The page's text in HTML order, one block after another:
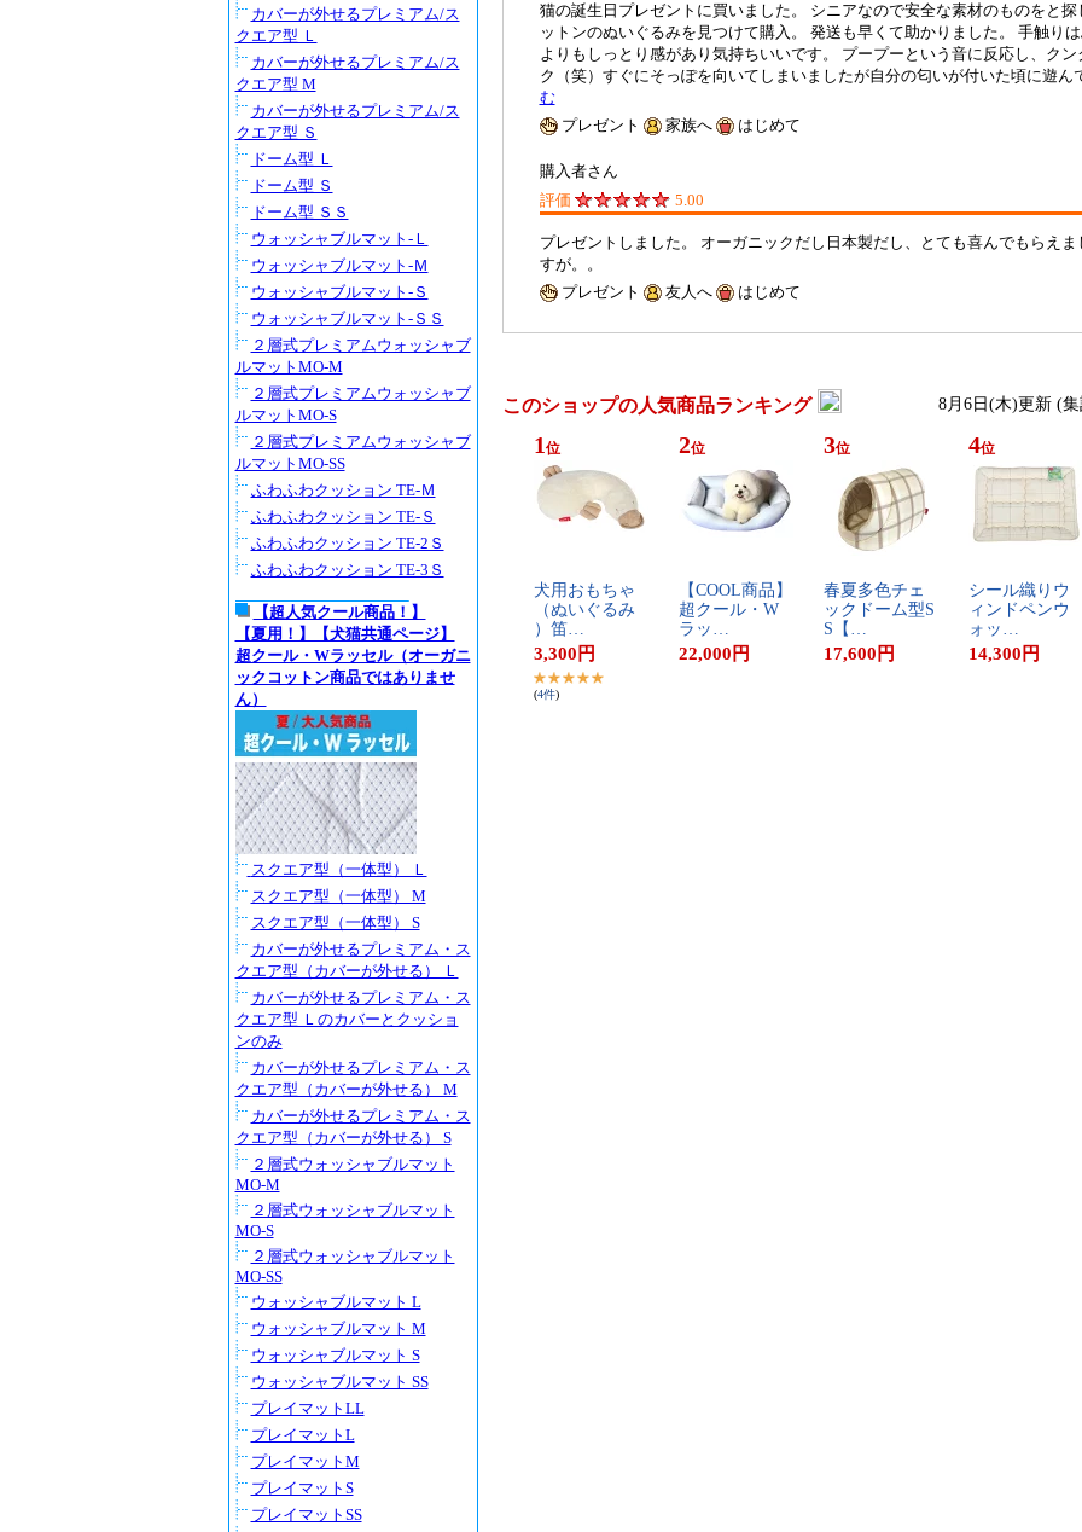
カバーが外せるプレミアム/ス
クエア型 Ｌ
カバーが外せるプレミアム/ス
クエア型 M
カバーが外せるプレミアム/ス
クエア型 Ｓ
ドーム型 Ｌ
ドーム型 Ｓ
ドーム型 ＳＳ
ウォッシャブルマット-Ｌ
ウォッシャブルマット-Ｍ
ウォッシャブルマット-Ｓ
ウォッシャブルマット-ＳＳ
２層式プレミアムウォッシャブ
ルマットMO-M
２層式プレミアムウォッシャブ
ルマットMO-S
２層式プレミアムウォッシャブ
ルマットMO-SS
ふわふわクッション TE-Ｍ
ふわふわクッション TE-Ｓ
ふわふわクッション TE-2Ｓ
ふわふわクッション TE-3Ｓ
【超人気クール商品！】
【夏用！】【犬猫共通ページ】
超クール・Wラッセル（オーガニ
ックコットン商品ではありませ
ん）
スクエア型（一体型） Ｌ
スクエア型（一体型） M
スクエア型（一体型） S
カバーが外せるプレミアム・ス
クエア型（カバーが外せる） Ｌ
カバーが外せるプレミアム・ス
クエア型 Ｌのカバーとクッショ
ンのみ
カバーが外せるプレミアム・ス
クエア型（カバーが外せる） M
カバーが外せるプレミアム・ス
クエア型（カバーが外せる） S
２層式ウォッシャブルマット
MO-M
２層式ウォッシャブルマット
MO-S
２層式ウォッシャブルマット
MO-SS
ウォッシャブルマット L
ウォッシャブルマット M
ウォッシャブルマット S
ウォッシャブルマット SS
プレイマットLL
プレイマットL
プレイマットM
プレイマットS
プレイマットSS
猫の誕生日プレゼントに買いました。 シニアなので安全な素材のものをと
ットンのぬいぐるみを見つけて購入。 発送も早くて助かりました。 手触り
よりもしっとり感があり気持ちいいです。 プープーという音に反応し、ク
ク（笑）すぐにそっぽを向いてしまいましたが自分の匂いが付いた頃に遊
む
プレゼント
家族へ はじめて
購入者さん
評価
5.00
プレゼントしました。 オーガニックだし日本製だし、とても喜んでもらえ
すが。。
プレゼント
友人へ はじめて
このショップの人気商品ランキング 8月6日(木)更新 (
1 位
犬​用​お​も​ち​ゃ​
（​ぬ​い​ぐ​る​み​
）​笛​…
3,300 円
(4件)
2位
【​C​O​O​L​商​品​】​
超​ク​ー​ル​・​W​
ラ​ッ​…
22,000 円
3位
春​夏​多​色​チ​ェ​
ッ​ク​ド​ー​ム​型​S​
S​【​…
17,600 円
4位
シ​ー​ル​織​り​ウ​
ィ​ン​ド​ペ​ン​ウ​
ォ​ッ​…
14,300 円